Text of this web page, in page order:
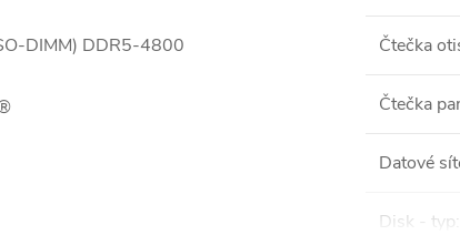
DIMM) DDR5-4800 Čtečka
Čtečka
Datové
Disk - typ: